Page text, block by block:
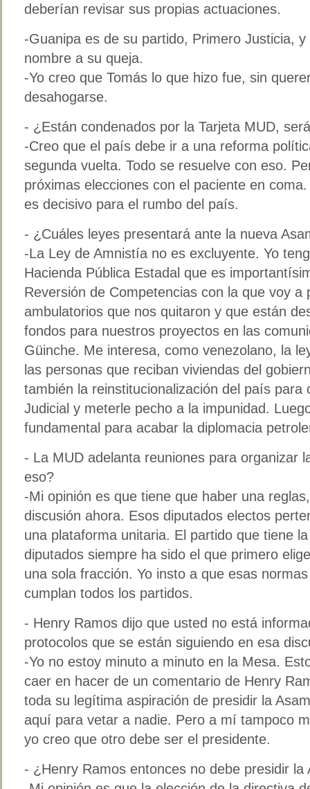
deberían revisar sus propias actuaciones.
-Guanipa es de su partido, Primero Justicia,
nombre a su queja.
-Yo creo que Tomás lo que hizo fue, sin
desahogarse.
- ¿Están condenados por la Tarjeta MUD,
-Creo que el país debe ir a una reforma
segunda vuelta. Todo se resuelve con eso.
próximas elecciones con el paciente en
es decisivo para el rumbo del país.
- ¿Cuáles leyes presentará ante la nueva
-La Ley de Amnistía no es excluyente. Yo
Hacienda Pública Estadal que es
Reversión de Competencias con la que voy a
ambulatorios que nos quitaron y que están
fondos para nuestros proyectos en las
Güinche. Me interesa, como venezolano, la
las personas que reciban viviendas del
también la reinstitucionalización del país para
Judicial y meterle pecho a la impunidad.
fundamental para acabar la diplomacia
- La MUD adelanta reuniones para organizar
eso?
-Mi opinión es que tiene que haber una
discusión ahora. Esos diputados electos
una plataforma unitaria. El partido que tiene
diputados siempre ha sido el que primero
una sola fracción. Yo insto a que esas
cumplan todos los partidos.
- Henry Ramos dijo que usted no está
protocolos que se están siguiendo en esa
-Yo no estoy minuto a minuto en la Mesa.
caer en hacer de un comentario de Henry
toda su legítima aspiración de presidir la
aquí para vetar a nadie. Pero a mí tampoco
yo creo que otro debe ser el presidente.
- ¿Henry Ramos entonces no debe presidir la